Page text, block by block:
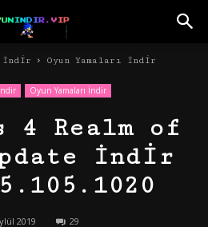
İndir Oyun Yamaları İndir
Oyun Yamaları İndir
4 Realm of
İndir
2019 29